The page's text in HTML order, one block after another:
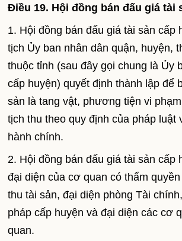
Điều 19. Hội đồng bán đấu giá tài
1. Hội đồng bán đấu giá tài sản cấp
tịch Ủy ban nhân dân quận, huyện,
thuộc tỉnh (sau đây gọi chung là Ủy
cấp huyện) quyết định thành lập để
sản là tang vật, phương tiện vi
tịch thu theo quy định của pháp luật
hành chính.
2. Hội đồng bán đấu giá tài sản cấp
đại diện của cơ quan có thẩm
thu tài sản, đại diện phòng Tài
pháp cấp huyện và đại diện các cơ
quan.